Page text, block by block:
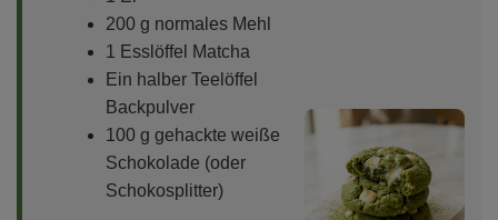
200 g normales Mehl
1 Esslöffel Matcha
Ein halber Teelöffel
Backpulver
100 g gehackte weiße
Schokolade (oder
Schokosplitter)